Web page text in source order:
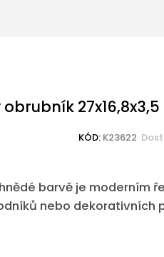
27x16,8x3,5
KÓD: K23622
barvě je moderním
nebo dekorativních